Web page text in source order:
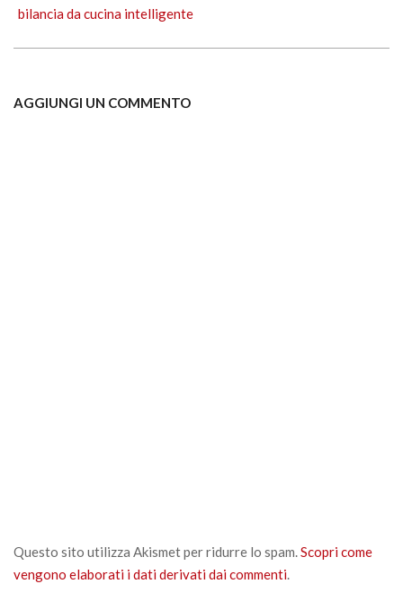
bilancia da cucina intelligente
AGGIUNGI UN COMMENTO
Questo sito utilizza Akismet per ridurre lo spam.Scopri come
vengono elaborati i dati derivati dai commenti.